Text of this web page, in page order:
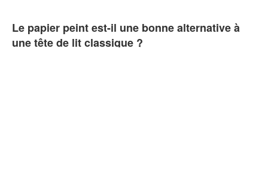
Le papier peint est-il une bonne alternative à
une tête de lit classique ?